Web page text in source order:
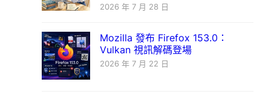
2026 年 7 月 28 日
Mozilla 發布 Firefox 153.0：
Vulkan 視訊解碼登場
2026 年 7 月 22 日